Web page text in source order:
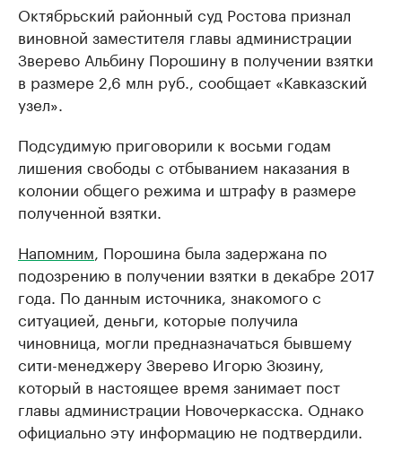
Октябрьский районный суд Ростова признал
виновной заместителя главы администрации
Зверево Альбину Порошину в получении взятки
в размере 2,6 млн руб., сообщает «Кавказский
узел».
Подсудимую приговорили к восьми годам
лишения свободы с отбыванием наказания в
колонии общего режима и штрафу в размере
полученной взятки.
Напомним, Порошина была задержана по
подозрению в получении взятки в декабре 2017
года. По данным источника, знакомого с
ситуацией, деньги, которые получила
чиновница, могли предназначаться бывшему
сити-менеджеру Зверево Игорю Зюзину,
который в настоящее время занимает пост
главы администрации Новочеркасска. Однако
официально эту информацию не подтвердили.